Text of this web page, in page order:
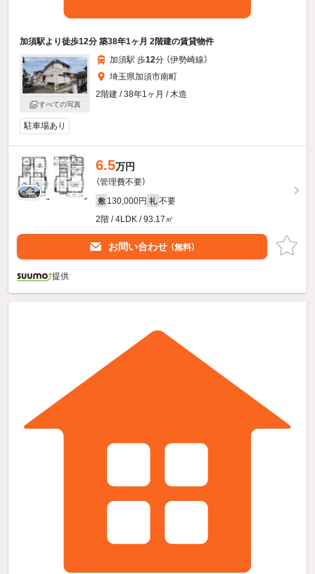
加須駅より徒歩12分 築38年1ヶ月 2階建の賃貸物件
すべての写真
加須駅 歩12分 （伊勢崎線）
埼玉県加須市南町
2階建 / 38年1ヶ月 / 木造
駐車場あり
6.5万円
（管理費不要）
敷 130,000円 礼 不要
2階 / 4LDK / 93.17㎡
お問い合わせ （無料）
提供